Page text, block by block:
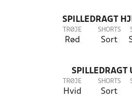
SPILLEDRAGT
TRØJE
Rød
SHORTS
Sort
SPILLEDRAGT
TRØJE
Hvid
SHORTS
Sort